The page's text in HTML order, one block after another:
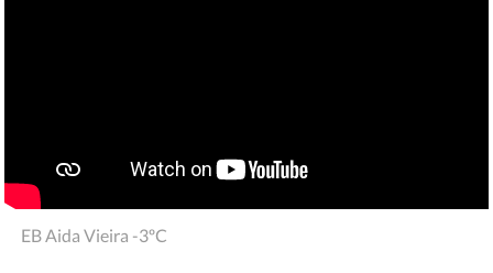
EB Aida Vieira -3ºC